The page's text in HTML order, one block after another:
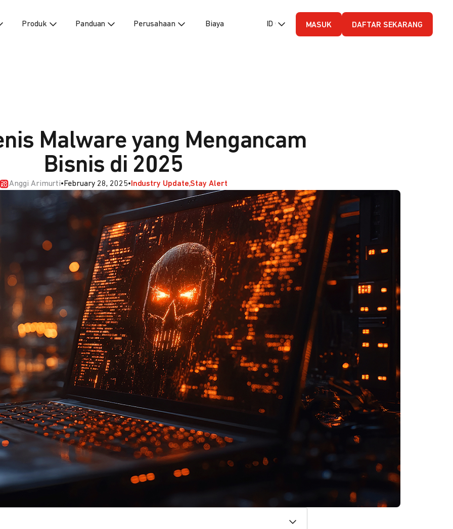
Produk Panduan Perusahaan Biaya ID (Bahasa Indonesia)
MASUK DAFTAR SEKARANG
Malware yang Mengancam
Bisnis di 2025
Anggi Arimurti• February 28, 2025• Industry Update Stay Alert